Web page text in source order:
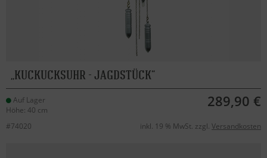
KUCKUCKSUHR - JAGDSTÜCK
Auf Lager
Höhe: 40 cm
289,90 €
#74020 inkl. 19 % MwSt. zzgl. Versandkosten